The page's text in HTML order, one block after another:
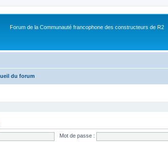
Forum de la Communauté francophone des constructeurs de R2
du forum
Mot de passe :